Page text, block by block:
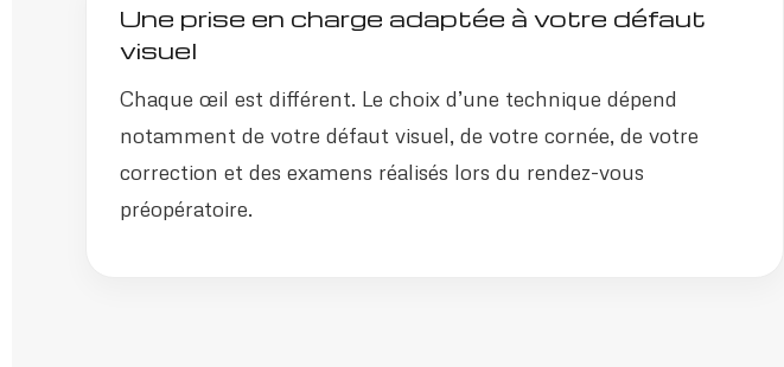
Une prise en charge adaptée à votre défaut
visuel
Chaque œil est différent. Le choix d’une technique dépend
notamment de votre défaut visuel, de votre cornée, de votre
correction et des examens réalisés lors du rendez-vous
préopératoire.